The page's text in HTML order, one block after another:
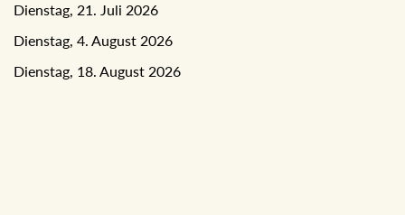
Dienstag, 21. Juli 2026
Dienstag, 4. August 2026
Dienstag, 18. August 2026